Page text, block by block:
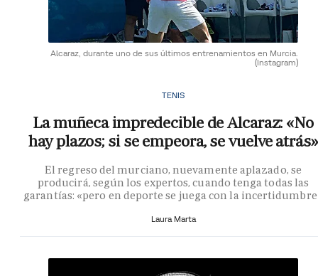
Alcaraz, durante uno de sus últimos entrenamientos en Murcia.
(Instagram)
TENIS
La muñeca impredecible de Alcaraz: «No
hay plazos; si se empeora, se vuelve atrás»
El regreso del murciano, nuevamente aplazado, se
producirá, según los expertos, cuando tenga todas las
garantías: «pero en deporte se juega con la
Laura Marta